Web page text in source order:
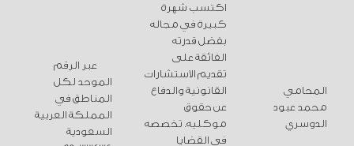
المحامي
محمد عبود
الدوسري
اكتسب شهرة
كبيرة في مجاله
بفضل قدرته
الفائقة على
تقديم الاستشارات
القانونية والدفاع
عن حقوق
موكليه. تخصصه
في القضايا
عبر الرقم
الموحد لكل
المناطق في
المملكة العربية
السعودية